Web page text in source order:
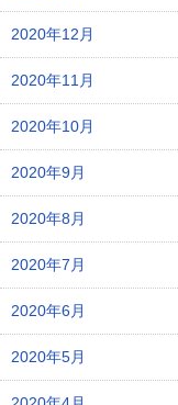
2020年12月
2020年11月
2020年10月
2020年9月
2020年8月
2020年7月
2020年6月
2020年5月